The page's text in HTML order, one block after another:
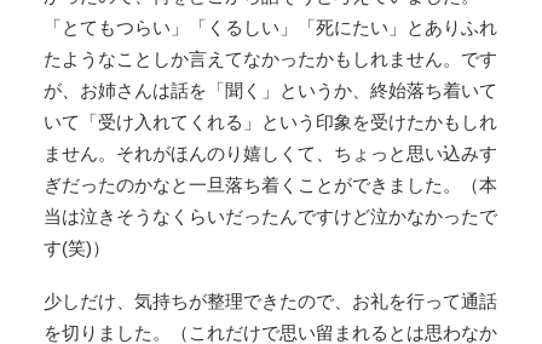
「とてもつらい」「くるしい」「死にたい」とありふれ
たようなことしか言えてなかったかもしれません。です
が、お姉さんは話を「聞く」というか、終始落ち着いて
いて「受け入れてくれる」という印象を受けたかもしれ
ません。それがほんのり嬉しくて、ちょっと思い込みす
ぎだったのかなと一旦落ち着くことができました。（本
当は泣きそうなくらいだったんですけど泣かなかったで
す(笑)）
少しだけ、気持ちが整理できたので、お礼を行って通話
を切りました。（これだけで思い留まれるとは思わなか